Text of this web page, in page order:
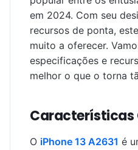
em 2024. Com seu
recursos de ponta, este
muito a oferecer.
especificações e
melhor o que o torna
Características
O iPhone 13 A2631 é